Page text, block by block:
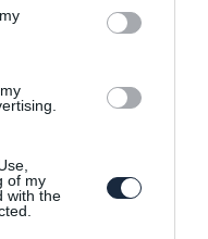
of my
with the